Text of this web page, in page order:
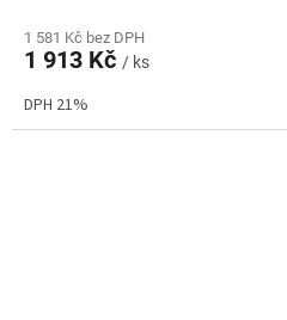
1 581 Kč bez DPH
1 913 Kč / ks
DPH 21%